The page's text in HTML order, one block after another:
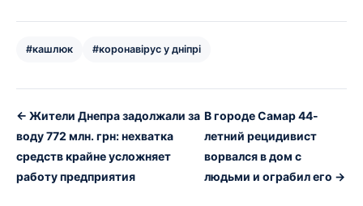
#кашлюк #коронавірус у дніпрі
← Жители Днепра задолжали за
воду 772 млн. грн: нехватка
средств крайне усложняет
работу предприятия
В городе Самар 44-
летний рецидивист
ворвался в дом с
людьми и ограбил его →